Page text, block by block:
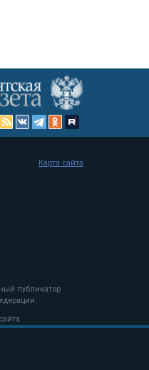
публикатор
Карта сайта